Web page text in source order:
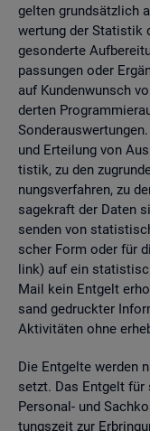
gel­ten grund­sätz­lich
wer­tung der Sta­tis­tik
ge­son­der­te
pas­sun­gen oder
auf Kun­den­wunsch
der­ten
und Er­tei­lung von
tis­tik, zu den
nungs­ver­fah­ren, zu
sa­ge­kraft der Daten
sen­den von
scher Form oder für
link) auf ein
Mail kein Ent­gelt
sand ge­druck­ter
Ak­ti­vi­tä­ten ohne
Die Ent­gel­te wer­den
setzt. Das Ent­gelt
Per­so­nal- und
tungs­zeit zur